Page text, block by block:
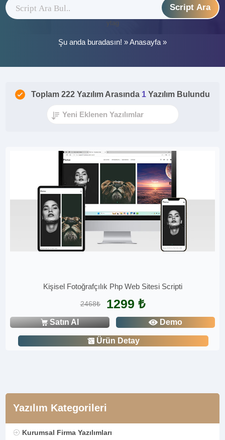
Script Ara
ytag
Şu anda buradasın! »Anasayfa »
Yazılım Kategorileri
Kurumsal Firma Yazılımları
Toplam 222 Yazılım Arasında 1 Yazılım Bulundu
Kişisel Fotoğrafçılık Php Web Sitesi Scripti
2468₺ 1299 ₺
Satın Al Demo
Ürün Detay